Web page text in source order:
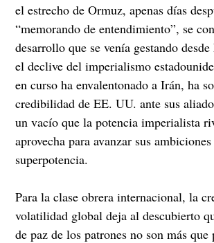
el estrecho de Ormuz, apenas días
“memorando de entendimiento”, se
desarrollo que se venía gestando desde
el declive del imperialismo
en curso ha envalentonado a Irán, ha
credibilidad de EE. UU. ante sus
un vacío que la potencia imperialista
aprovecha para avanzar sus
superpotencia.
Para la clase obrera internacional, la
volatilidad global deja al descubierto
de paz de los patrones no son más que